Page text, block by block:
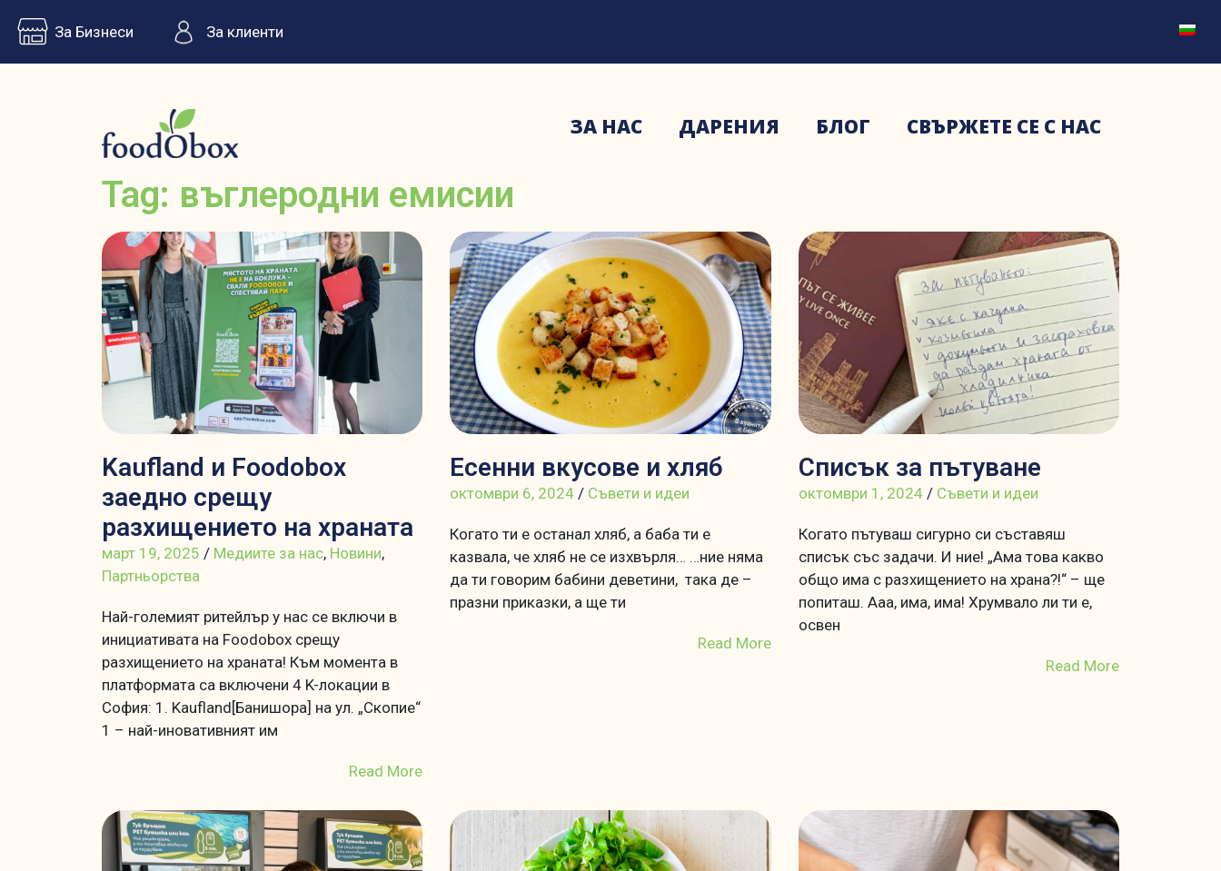
За Бизнеси За клиенти
ЗА НАС ДАРЕНИЯ БЛОГ СВЪРЖЕТЕ СЕ С НАС
Tag: въглеродни емисии
Kaufland и Foodobox
заедно срещу
разхищението на храната
март 19, 2025 / Медиите за нас, Новини,
Партньорства
Най-големият ритейлър у нас се включи в
инициативата на Foodobox срещу
разхищението на храната! Към момента в
платформата са включени 4 K-локации в
София: 1. Kaufland[Банишора] на ул. „Скопие“
1 – най-иновативният им
Read More
Есенни вкусове и хляб
октомври 6, 2024 / Съвети и идеи
Когато ти е останал хляб, а баба ти е
казвала, че хляб не се изхвърля… …ние няма
да ти говорим бабини деветини, така де –
празни приказки, а ще ти
Read More
Списък за пътуване
октомври 1, 2024 / Съвети и идеи
Когато пътуваш сигурно си съставяш
списък със задачи. И ние! „Ама това какво
общо има с разхищението на храна?!“ – ще
попиташ. Ааа, има, има! Хрумвало ли ти е,
освен
Read More